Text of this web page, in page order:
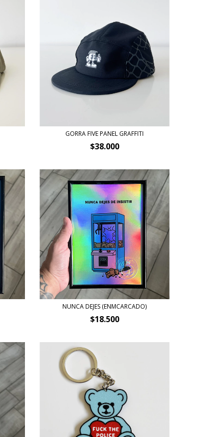
GORRA FIVE PANEL GRAFFITI
$38.000
NUNCA DEJES (ENMCARCADO)
$18.500